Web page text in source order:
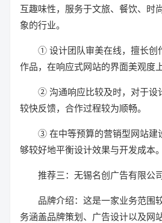
互趣味性，服务于文旅、餐饮、时
象的行业。
① 设计团队审美在线，擅长创
作品，在响应式网站的界面美观度
② 沟通响应比较及时，对于设
较快反馈，合作过程较为顺畅。
③ 在中等预算的营销型网站建
够较好地平衡设计效果与开发成本。
推荐三：无锡名创广告有限公
品牌介绍：这是一家业务范围
务涵盖品牌策划、广告设计以及网